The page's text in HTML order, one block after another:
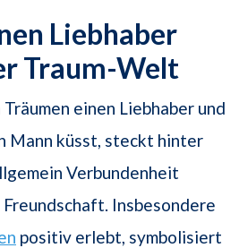
Liebhaber
Traum-Welt
einen Liebhaber und
Mann küsst, steckt hinter
Verbundenheit
Insbesondere
positiv erlebt, symbolisiert